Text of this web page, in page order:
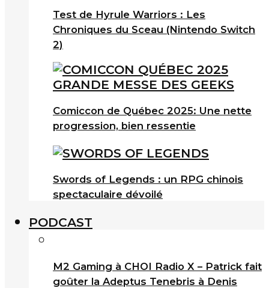
Test de Hyrule Warriors : Les
Chroniques du Sceau (Nintendo Switch
2)
Comiccon de Québec 2025: Une nette
progression, bien ressentie
Swords of Legends : un RPG chinois
spectaculaire dévoilé
PODCAST
M2 Gaming à CHOI Radio X – Patrick fait
goûter la Adeptus Tenebris à Denis